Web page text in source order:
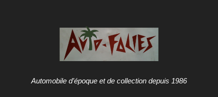
Automobile d’époque et de collection depuis 1986